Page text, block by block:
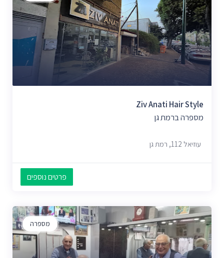
Ziv Anati Hair Style
מספרה ברמת גן
עוזיאל 112, רמת גן
פרטים נוספים
מספרה